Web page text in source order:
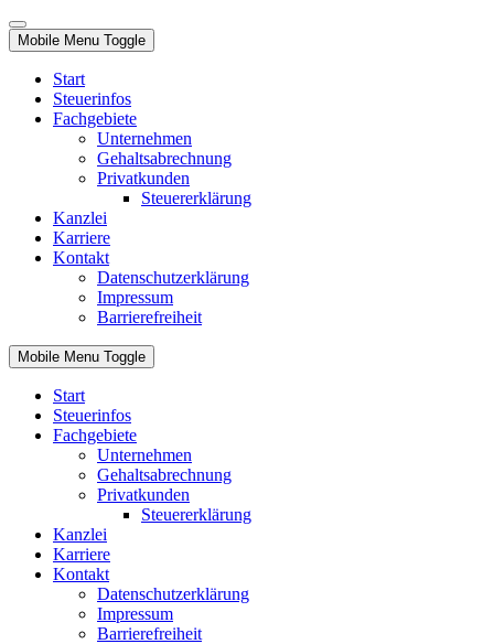
Mobile Menu Toggle
Start
Steuerinfos
Fachgebiete
Unternehmen
Gehaltsabrechnung
Privatkunden
Steuererklärung
Kanzlei
Karriere
Kontakt
Datenschutzerklärung
Impressum
Barrierefreiheit
Mobile Menu Toggle
Start
Steuerinfos
Fachgebiete
Unternehmen
Gehaltsabrechnung
Privatkunden
Steuererklärung
Kanzlei
Karriere
Kontakt
Datenschutzerklärung
Impressum
Barrierefreiheit